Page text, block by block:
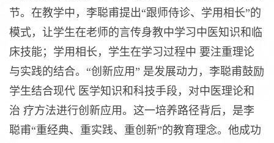
节。在教学中，李聪甫提出“跟师侍诊、学用相长”的
模式，让学生在老师的言传身教中学习中医知识和临
床技能；学用相长，学生在学习过程中 要注重理论
与实践的结合。“创新应用” 是发展动力，李聪甫鼓励
学生结合现代 医学知识和科技手段，对中医理论和
治 疗方法进行创新应用。这一培养路径背后，是李
聪甫“重经典、重实践、重创新”的教育理念。他成功